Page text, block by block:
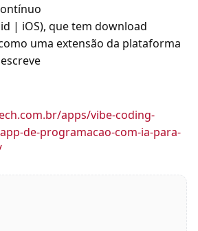
| iOS), que tem download
uma extensão da plataforma
apps/vibe-coding-
de-programacao-com-ia-para-